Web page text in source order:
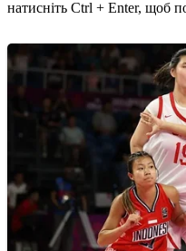
натисніть Ctrl + Enter, щоб